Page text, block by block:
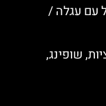
עם עגלה /
שופינג,